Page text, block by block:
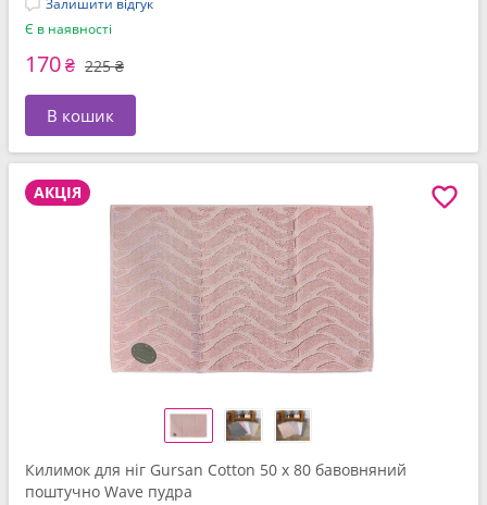
Залишити відгук
Є в наявності
170₴ 225 ₴
В кошик
АКЦІЯ
Килимок для нiг Gursan Cotton 50 x 80 бавовняний
поштучно Wave пудра